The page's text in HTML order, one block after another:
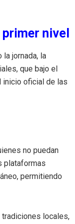
nivel
jornada, la
que bajo el
inicio oficial de las
no puedan
plataformas
permitiendo
tradiciones locales,